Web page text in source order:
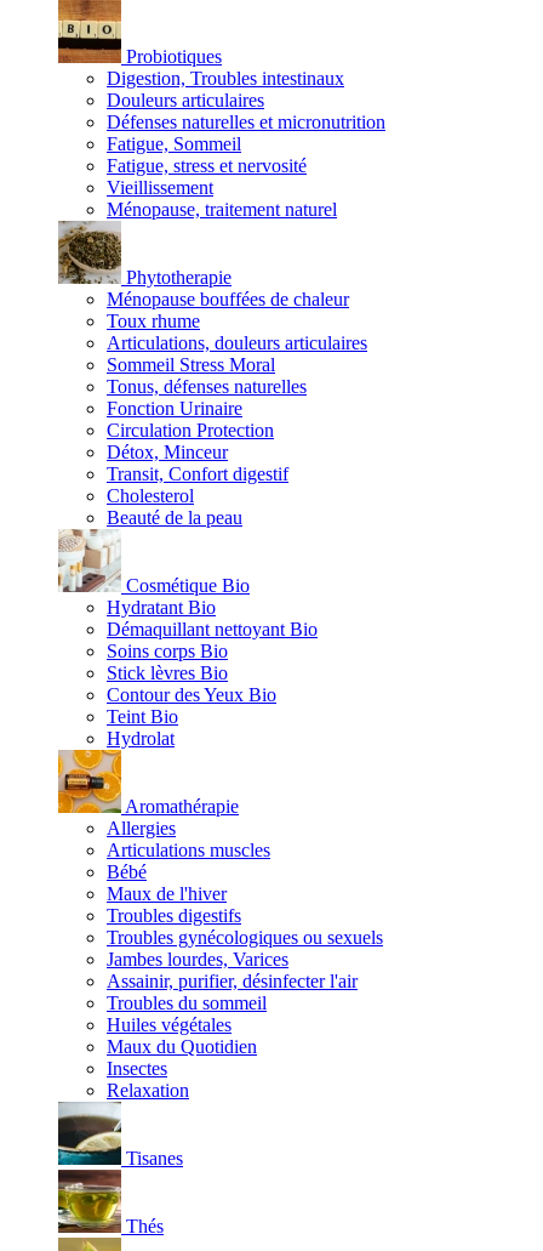
Probiotiques
Digestion, Troubles intestinaux
Douleurs articulaires
Défenses naturelles et micronutrition
Fatigue, Sommeil
Fatigue, stress et nervosité
Vieillissement
Ménopause, traitement naturel
Phytotherapie
Ménopause bouffées de chaleur
Toux rhume
Articulations, douleurs articulaires
Sommeil Stress Moral
Tonus, défenses naturelles
Fonction Urinaire
Circulation Protection
Détox, Minceur
Transit, Confort digestif
Cholesterol
Beauté de la peau
Cosmétique Bio
Hydratant Bio
Démaquillant nettoyant Bio
Soins corps Bio
Stick lèvres Bio
Contour des Yeux Bio
Teint Bio
Hydrolat
Aromathérapie
Allergies
Articulations muscles
Bébé
Maux de l'hiver
Troubles digestifs
Troubles gynécologiques ou sexuels
Jambes lourdes, Varices
Assainir, purifier, désinfecter l'air
Troubles du sommeil
Huiles végétales
Maux du Quotidien
Insectes
Relaxation
Tisanes
Thés